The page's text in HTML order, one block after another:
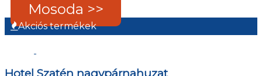
Mosoda >>
Akciós termékek
Hotel Szatén nagypárnahuzat